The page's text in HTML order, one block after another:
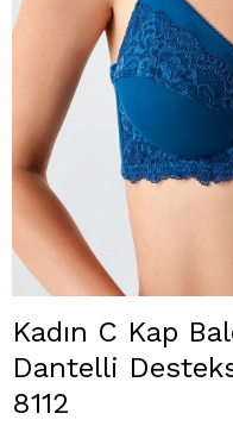
Kadın C Kap
Dantelli
8112